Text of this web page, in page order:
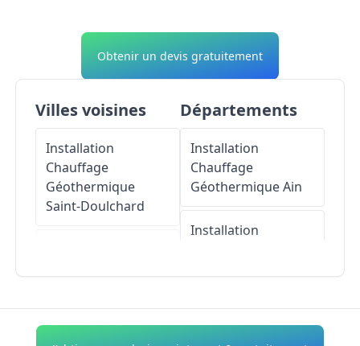
Obtenir un devis gratuitement
Villes voisines
Installation
Chauffage
Géothermique
Saint-Doulchard
Chapelle-Saint-Ursin
Départements
Installation
Chauffage
GéothermiqueAin
Installation